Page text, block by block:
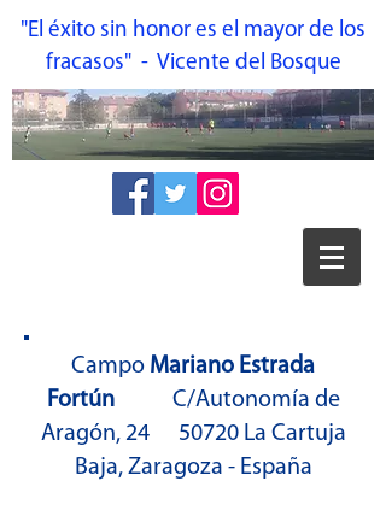
"El éxito sin honor es el mayor de los
fracasos" - Vicente del Bosque
Campo Mariano Estrada
FortúnC/Autonomía de
Aragón, 24 50720 La Cartuja
Baja, Zaragoza - España